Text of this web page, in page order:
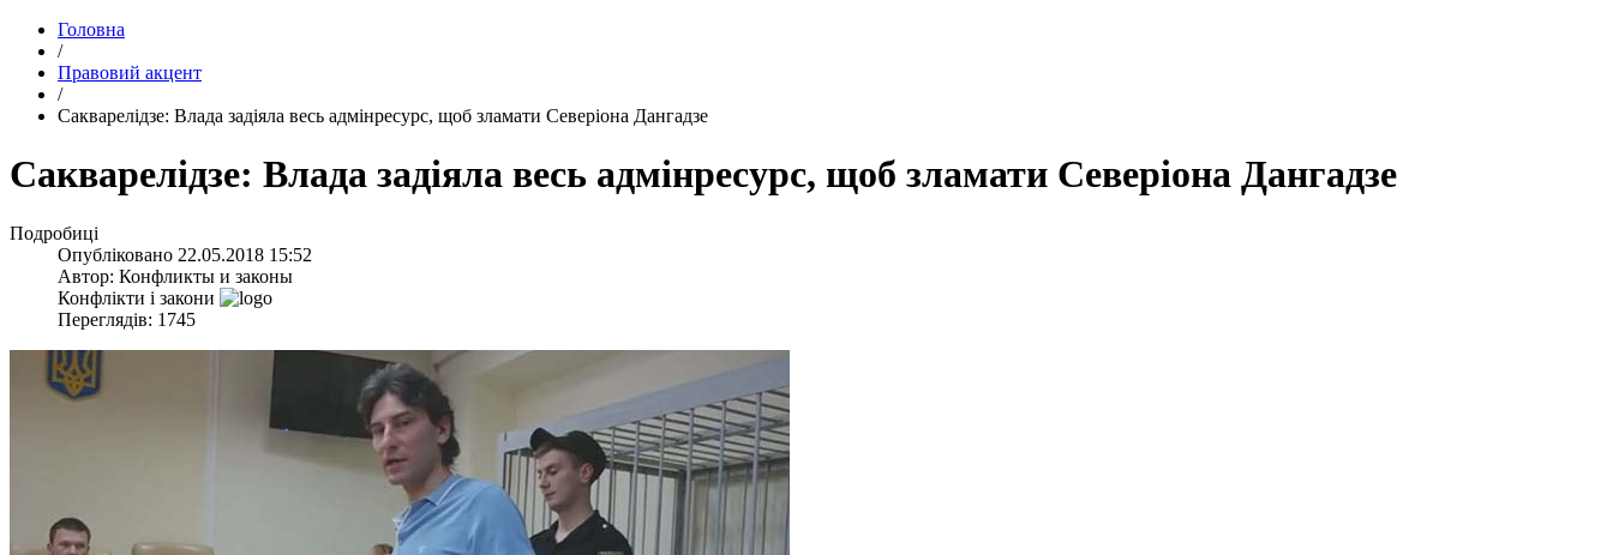
Головна
/
Правовий акцент
/
Сакварелідзе: Влада задіяла весь адмінресурс, щоб зламати Северіона Дангадзе
Сакварелідзе: Влада задіяла весь адмінресурс, щоб зламати Северіона Дангадзе
Подробиці
Опубліковано 22.05.2018 15:52
Автор: Конфликты и законы
Конфлікти і закони
Переглядів: 1745